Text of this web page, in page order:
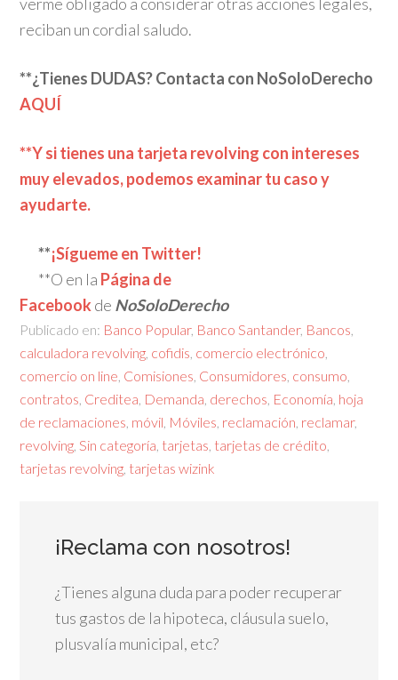
reciban un cordial saludo.
**¿Tienes DUDAS? Contacta con NoSoloDerecho
AQUÍ
**Y si tienes una tarjeta revolving con intereses
muy elevados, podemos examinar tu caso y
ayudarte.
**¡Sígueme en Twitter!
**O en la Página de
Facebook de NoSoloDerecho
Publicado en: Banco Popular, Banco Santander, Bancos
calculadora revolving cofidis comercio electrónico
comercio on line Comisiones Consumidores consumo
contratos Creditea Demanda derechos Economía hoja
de reclamaciones móvil Móviles reclamación reclamar,
revolving ,Sin categoría tarjetas tarjetas de crédito
tarjetas revolving tarjetas wizink
¡Reclama con nosotros!
¿Tienes alguna duda para poder recuperar
tus gastos de la hipoteca, cláusula suelo,
plusvalía municipal, etc?